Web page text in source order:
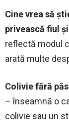
Cine vrea să
privească fiul
reflectă modul
arată multe
Colivie fără
– înseamnă o
colivie sau un